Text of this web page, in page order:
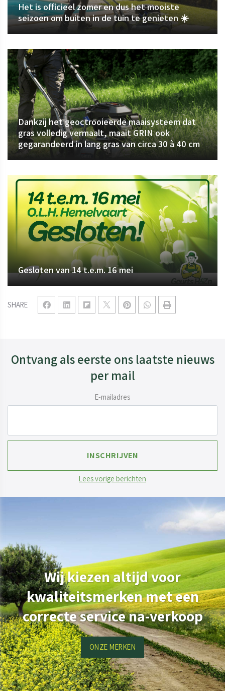
SHARE
Het is officieel zomer en dus het mooiste
seizoen om buiten in de tuin te genieten ☀️
Dankzij het geoctrooieerde maaisysteem dat
gras volledig vermaalt, maait GRIN ook
gegarandeerd in lang gras van circa 30 à 40 cm
Gesloten van 14 t.e.m. 16 mei
Ontvang als eerste ons laatste nieuws
per mail
E-mailadres
Lees vorige berichten
Wij kiezen altijd voor
kwaliteitsmerken met een
correcte service na-verkoop
ONZE MERKEN